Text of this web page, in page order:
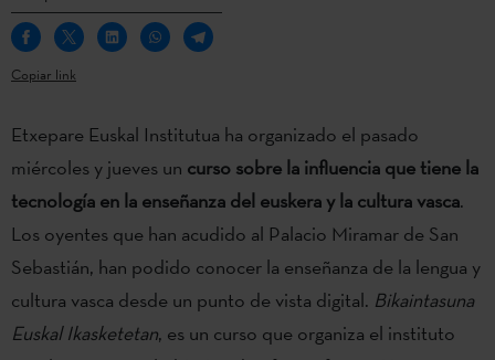
Copiar link
Etxepare Euskal Institutua ha organizado el pasado
miércoles y jueves un curso sobre la influencia que tiene la
tecnología en la enseñanza del euskera y la cultura vasca.
Los oyentes que han acudido al Palacio Miramar de San
Sebastián, han podido conocer la enseñanza de la lengua y
cultura vasca desde un punto de vista digital. Bikaintasuna
Euskal Ikasketetan, es un curso que organiza el instituto